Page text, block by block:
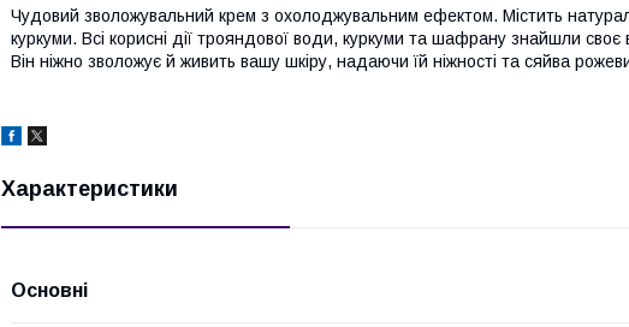
Чудовий зволожувальний крем з охолоджувальним ефектом. Містить
куркуми. Всі корисні дії трояндової води, куркуми та шафрану знайшли
Він ніжно зволожує й живить вашу шкіру, надаючи їй ніжності та сяйва
Характеристики
Основні